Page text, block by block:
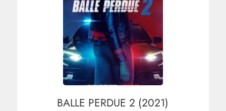
BALLE PERDUE 2 (2021)